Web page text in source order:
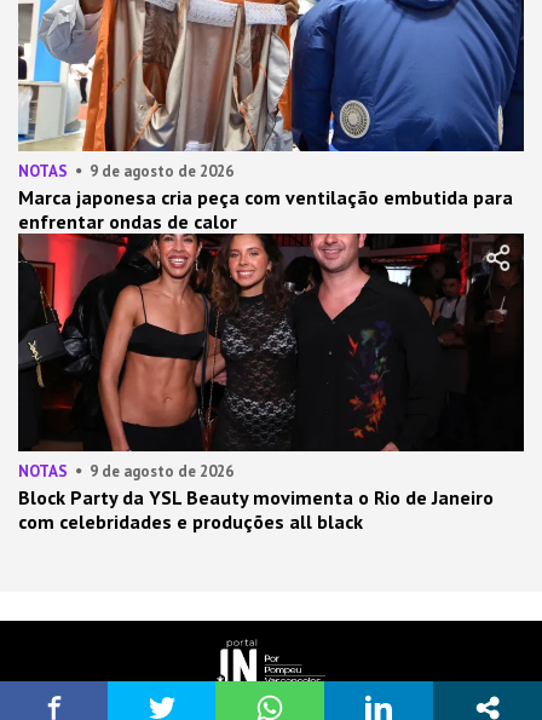
NOTAS 9 de agosto de 2026
Marca japonesa cria peça com ventilação embutida para
enfrentar ondas de calor
NOTAS 9 de agosto de 2026
Block Party da YSL Beauty movimenta o Rio de Janeiro
com celebridades e produções all black